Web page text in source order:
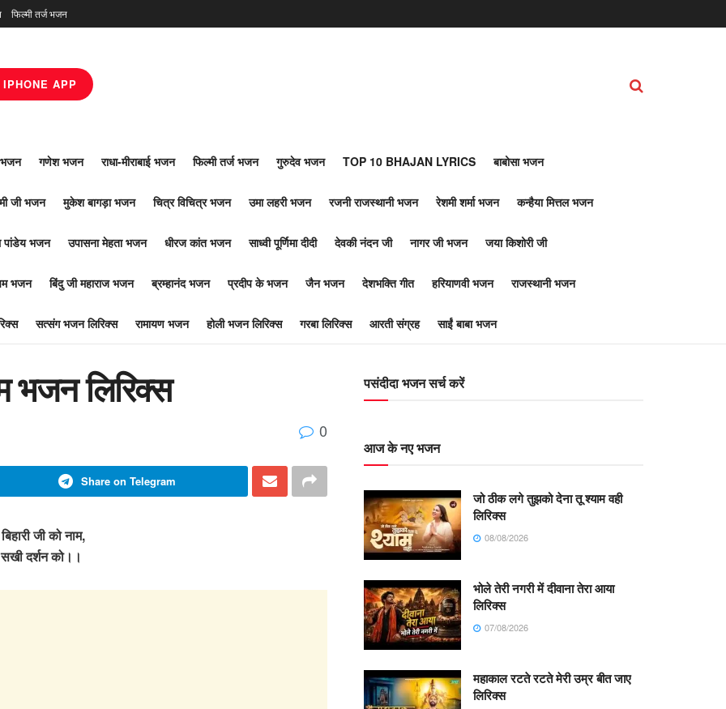
फिल्मी तर्ज भजन
IPHONE APP
भजन गणेश भजन राधा-मीराबाई भजन फिल्मी तर्ज भजन गुरुदेव भजन TOP 10 BHAJAN LYRICS बाबोसा भजन
जी भजन मुकेश बागड़ा भजन चित्र विचित्र भजन उमा लहरी भजन रजनी राजस्थानी भजन रेशमी शर्मा भजन कन्हैया मित्तल भजन
पांडेय भजन उपासना मेहता भजन धीरज कांत भजन साध्वी पूर्णिमा दीदी देवकी नंदन जी नागर जी भजन जया किशोरी जी
भजन बिंदु जी महाराज भजन ब्रम्हानंद भजन प्रदीप के भजन जैन भजन देशभक्ति गीत हरियाणवी भजन राजस्थानी भजन
सत्संग भजन लिरिक्स रामायण भजन होली भजन लिरिक्स गरबा लिरिक्स आरती संग्रह साईं बाबा भजन
भजन लिरिक्स
0
Share on Telegram
जी को नाम,
दर्शन को।।
पसंदीदा भजन सर्च करें
आज के नए भजन
जो ठीक लगे तुझको देना तू श्याम वही
लिरिक्स
08/08/2026
भोले तेरी नगरी में दीवाना तेरा आया
लिरिक्स
07/08/2026
महाकाल रटते रटते मेरी उम्र बीत जाए
लिरिक्स